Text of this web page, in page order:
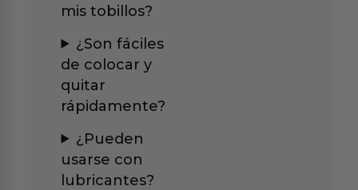
mis tobillos?
¿Son fáciles
de colocar y
quitar
rápidamente?
¿Pueden
usarse con
lubricantes?